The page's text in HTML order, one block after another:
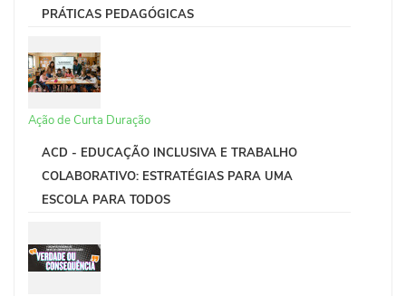
PRÁTICAS PEDAGÓGICAS
Ação de Curta Duração
ACD - EDUCAÇÃO INCLUSIVA E TRABALHO
COLABORATIVO: ESTRATÉGIAS PARA UMA
ESCOLA PARA TODOS